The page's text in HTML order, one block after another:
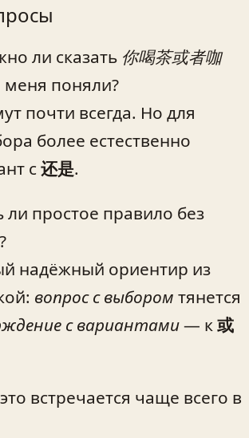
ли сказать 你喝茶或者咖
поняли?
почти всегда. Но для
более естественно
с还是.
ли простое правило без
надёжный ориентир из
вопрос с выбором тянется
с вариантами— к或
встречается чаще всего в